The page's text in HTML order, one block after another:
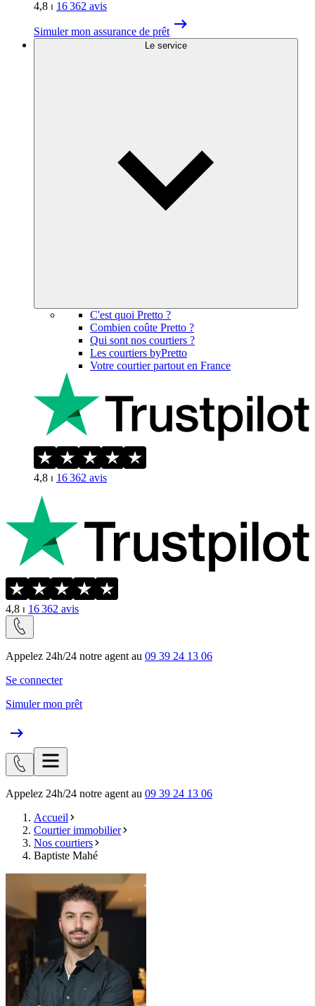
4,8 ⏐ 16 362 avis
Simuler mon assurance de prêt
Le service
C'est quoi Pretto ?
Combien coûte Pretto ?
Qui sont nos courtiers ?
Les courtiers byPretto
Votre courtier partout en France
4,8 ⏐ 16 362 avis
4,8 ⏐ 16 362 avis
Appelez 24h/24 notre agent au 09 39 24 13 06
Se connecter
Simuler mon prêt
Appelez 24h/24 notre agent au 09 39 24 13 06
Accueil
Courtier immobilier
Nos courtiers
Baptiste Mahé